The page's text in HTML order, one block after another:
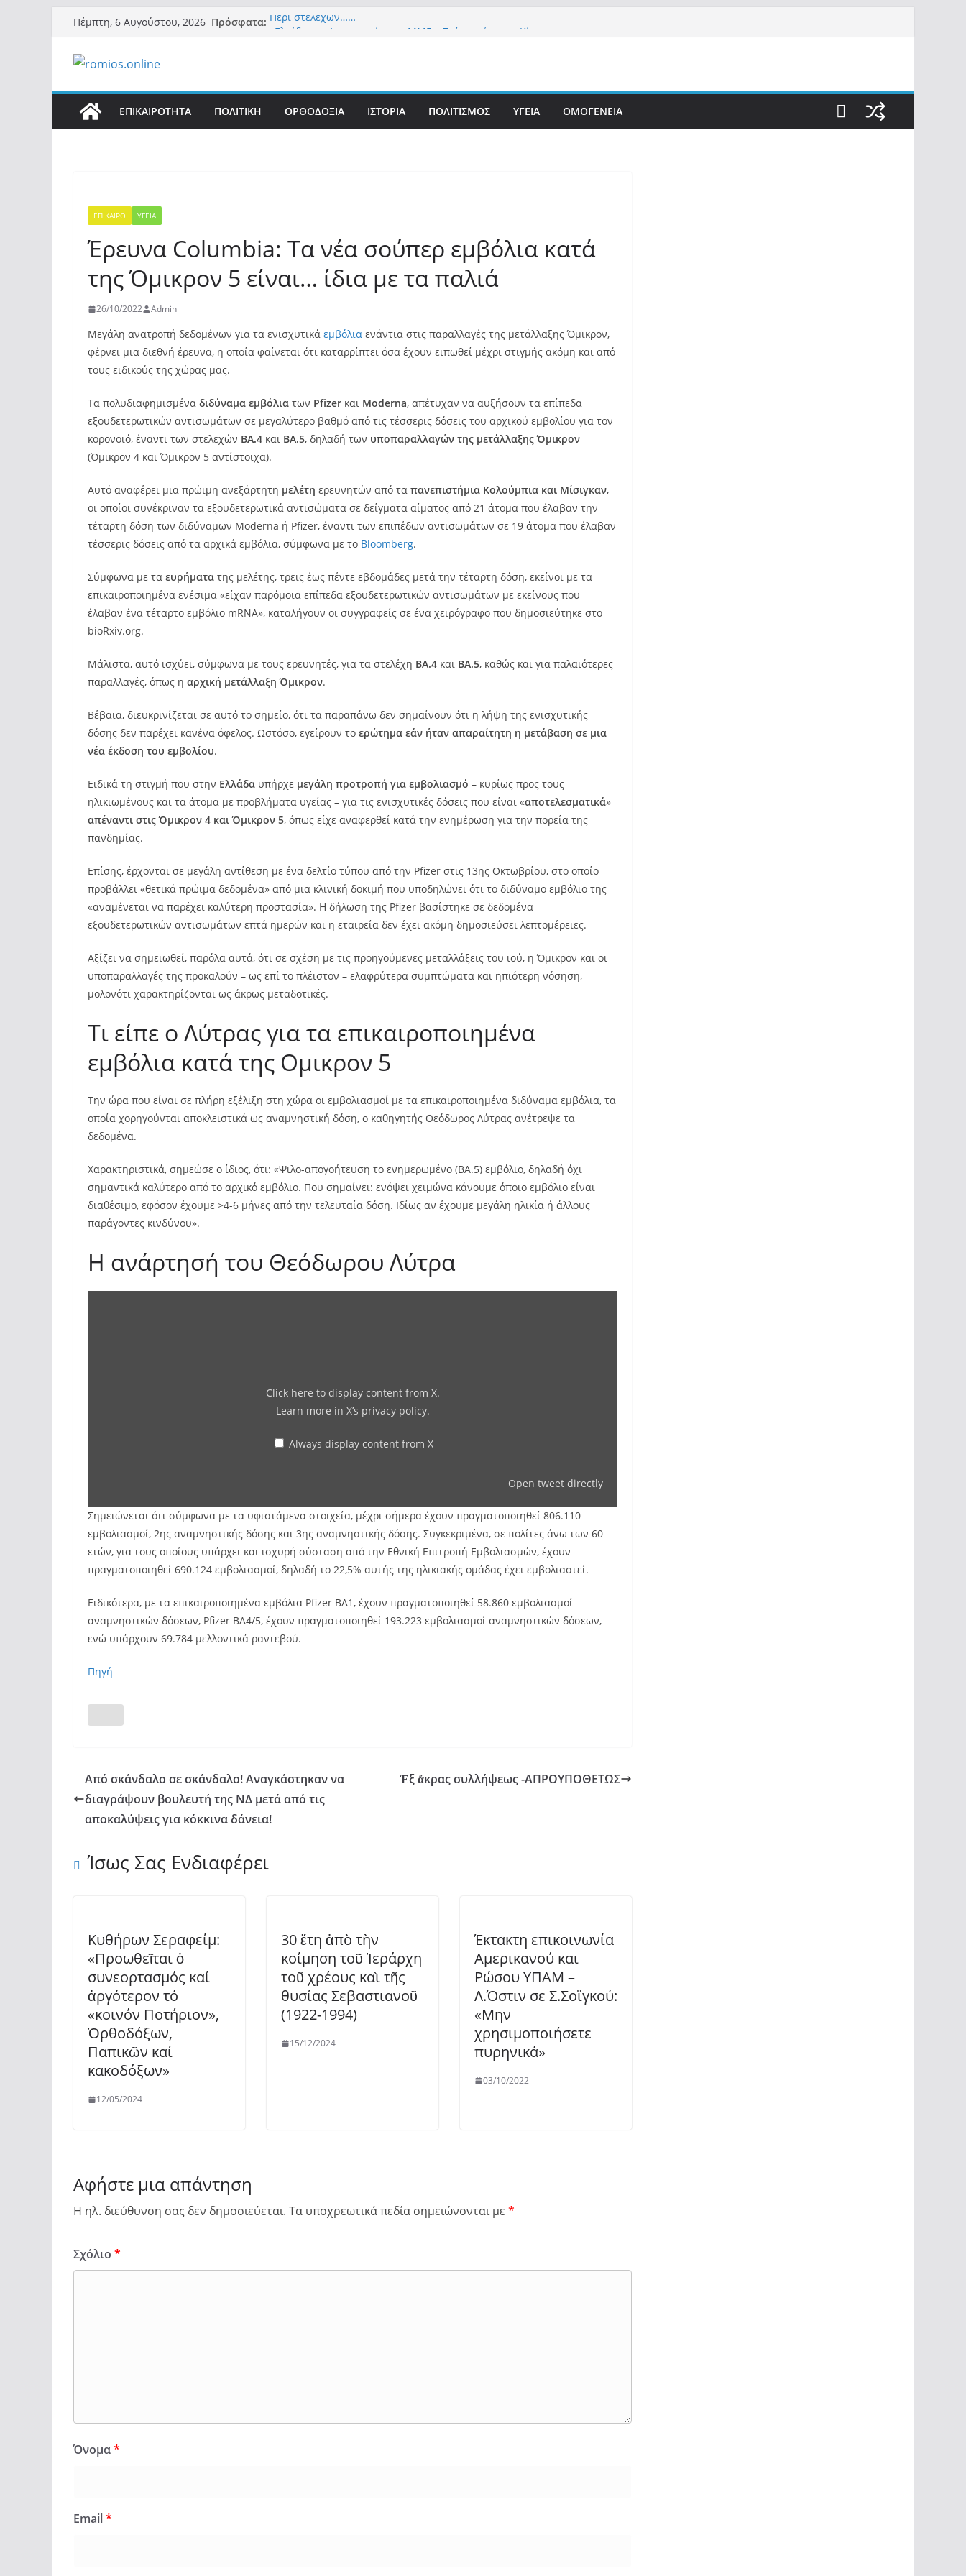
Μετάβαση
περιεχόμενο
Πέμπτη, 6 Αυγούστου, 2026 Πρόσφατα: Περί στελεχών……
ένοικοι του Μαξίμου σε πανικό, πατριωτικό τσουνάμι
σαρώνει την Ελλάδα
ΕΠΙΚΑΙΡΟΤΗΤΑ ΠΟΛΙΤΙΚΗ ΟΡΘΟΔΟΞΙΑ ΙΣΤΟΡΙΑ ΠΟΛΙΤΙΣΜΟΣ ΥΓΕΙΑ ΟΜΟΓΕΝΕΙΑ
ΕΠΙΚΑΙΡΟ ΥΓΕΙΑ
Έρευνα Columbia: Τα νέα σούπερ εμβόλια κατά
της Όμικρον 5 είναι… ίδια με τα παλιά
26/10/2022 Admin
Μεγάλη ανατροπή δεδομένων για τα ενισχυτικά εμβόλια ενάντια στις παραλλαγές της μετάλλαξης Όμικρον,
φέρνει μια διεθνή έρευνα, η οποία φαίνεται ότι καταρρίπτει όσα έχουν ειπωθεί μέχρι στιγμής ακόμη και από
τους ειδικούς της χώρας μας.
Τα πολυδιαφημισμένα διδύναμα εμβόλια των Pfizer και Moderna, απέτυχαν να αυξήσουν τα επίπεδα
εξουδετερωτικών αντισωμάτων σε μεγαλύτερο βαθμό από τις τέσσερις δόσεις του αρχικού εμβολίου για τον
κορονοϊό, έναντι των στελεχών BA.4 και BA.5, δηλαδή των υποπαραλλαγών της μετάλλαξης Όμικρον
(Όμικρον 4 και Όμικρον 5 αντίστοιχα).
Αυτό αναφέρει μια πρώιμη ανεξάρτητη μελέτη ερευνητών από τα πανεπιστήμια Κολούμπια και Μίσιγκαν,
οι οποίοι συνέκριναν τα εξουδετερωτικά αντισώματα σε δείγματα αίματος από 21 άτομα που έλαβαν την
τέταρτη δόση των διδύναμων Moderna ή Pfizer, έναντι των επιπέδων αντισωμάτων σε 19 άτομα που έλαβαν
τέσσερις δόσεις από τα αρχικά εμβόλια, σύμφωνα με το Bloomberg.
Σύμφωνα με τα ευρήματα της μελέτης, τρεις έως πέντε εβδομάδες μετά την τέταρτη δόση, εκείνοι με τα
επικαιροποιημένα ενέσιμα «είχαν παρόμοια επίπεδα εξουδετερωτικών αντισωμάτων με εκείνους που
έλαβαν ένα τέταρτο εμβόλιο mRNA», καταλήγουν οι συγγραφείς σε ένα χειρόγραφο που δημοσιεύτηκε στο
bioRxiv.org.
Μάλιστα, αυτό ισχύει, σύμφωνα με τους ερευνητές, για τα στελέχη BA.4 και BA.5, καθώς και για παλαιότερες
παραλλαγές, όπως η αρχική μετάλλαξη Όμικρον.
Βέβαια, διευκρινίζεται σε αυτό το σημείο, ότι τα παραπάνω δεν σημαίνουν ότι η λήψη της ενισχυτικής
δόσης δεν παρέχει κανένα όφελος. Ωστόσο, εγείρουν το ερώτημα εάν ήταν απαραίτητη η μετάβαση σε μια
νέα έκδοση του εμβολίου.
Ειδικά τη στιγμή που στην Ελλάδα υπήρχε μεγάλη προτροπή για εμβολιασμό – κυρίως προς τους
ηλικιωμένους και τα άτομα με προβλήματα υγείας – για τις ενισχυτικές δόσεις που είναι «αποτελεσματικά»
απέναντι στις Όμικρον 4 και Όμικρον 5, όπως είχε αναφερθεί κατά την ενημέρωση για την πορεία της
πανδημίας.
Επίσης, έρχονται σε μεγάλη αντίθεση με ένα δελτίο τύπου από την Pfizer στις 13ης Οκτωβρίου, στο οποίο
προβάλλει «θετικά πρώιμα δεδομένα» από μια κλινική δοκιμή που υποδηλώνει ότι το διδύναμο εμβόλιο της
«αναμένεται να παρέχει καλύτερη προστασία». Η δήλωση της Pfizer βασίστηκε σε δεδομένα
εξουδετερωτικών αντισωμάτων επτά ημερών και η εταιρεία δεν έχει ακόμη δημοσιεύσει λεπτομέρειες.
Αξίζει να σημειωθεί, παρόλα αυτά, ότι σε σχέση με τις προηγούμενες μεταλλάξεις του ιού, η Όμικρον και οι
υποπαραλλαγές της προκαλούν – ως επί το πλέιστον – ελαφρύτερα συμπτώματα και ηπιότερη νόσηση,
μολονότι χαρακτηρίζονται ως άκρως μεταδοτικές.
Τι είπε ο Λύτρας για τα επικαιροποιημένα
εμβόλια κατά της Ομικρον 5
Την ώρα που είναι σε πλήρη εξέλιξη στη χώρα οι εμβολιασμοί με τα επικαιροποιημένα διδύναμα εμβόλια, τα
οποία χορηγούνται αποκλειστικά ως αναμνηστική δόση, ο καθηγητής Θεόδωρος Λύτρας ανέτρεψε τα
δεδομένα.
Χαρακτηριστικά, σημεώσε ο ίδιος, ότι: «Ψιλο-απογοήτευση το ενημερωμένο (BA.5) εμβόλιο, δηλαδή όχι
σημαντικά καλύτερο από το αρχικό εμβόλιο. Που σημαίνει: ενόψει χειμώνα κάνουμε όποιο εμβόλιο είναι
διαθέσιμο, εφόσον έχουμε >4-6 μήνες από την τελευταία δόση. Ιδίως αν έχουμε μεγάλη ηλικία ή άλλους
παράγοντες κινδύνου».
Η ανάρτησή του Θεόδωρου Λύτρα
Click here to display content from X.
Learn more in X’s privacy policy.
Always display content from X
Open tweet directly
Σημειώνεται ότι σύμφωνα με τα υφιστάμενα στοιχεία, μέχρι σήμερα έχουν πραγματοποιηθεί 806.110
εμβολιασμοί, 2ης αναμνηστικής δόσης και 3ης αναμνηστικής δόσης. Συγκεκριμένα, σε πολίτες άνω των 60
ετών, για τους οποίους υπάρχει και ισχυρή σύσταση από την Εθνική Επιτροπή Εμβολιασμών, έχουν
πραγματοποιηθεί 690.124 εμβολιασμοί, δηλαδή το 22,5% αυτής της ηλικιακής ομάδας έχει εμβολιαστεί.
Ειδικότερα, με τα επικαιροποιημένα εμβόλια Pfizer BA1, έχουν πραγματοποιηθεί 58.860 εμβολιασμοί
αναμνηστικών δόσεων, Pfizer BA4/5, έχουν πραγματοποιηθεί 193.223 εμβολιασμοί αναμνηστικών δόσεων,
ενώ υπάρχουν 69.784 μελλοντικά ραντεβού.
Πηγή
Από σκάνδαλο σε σκάνδαλο! Αναγκάστηκαν να
διαγράψουν βουλευτή της ΝΔ μετά από τις
αποκαλύψεις για κόκκινα δάνεια!
Ἐξ ἄκρας συλλήψεως -ΑΠΡΟΥΠΟΘΕΤΩΣ
Ίσως Σας Ενδιαφέρει
Κυθήρων Σεραφείμ:
«Προωθεῖται ὁ
συνεορτασμός καί
ἀργότερον τό
«κοινόν Ποτήριον»,
Ὀρθοδόξων,
Παπικῶν καί
κακοδόξων»
12/05/2024
30 ἔτη ἀπὸ τὴν
κοίμηση τοῦ Ἱεράρχη
τοῦ χρέους καὶ τῆς
θυσίας Σεβαστιανοῦ
(1922-1994)
15/12/2024
Έκτακτη επικοινωνία
Αμερικανού και
Ρώσου ΥΠΑΜ –
Λ.Όστιν σε Σ.Σοϊγκού:
«Μην
χρησιμοποιήσετε
πυρηνικά»
03/10/2022
Αφήστε μια απάντηση
Η ηλ. διεύθυνση σας δεν δημοσιεύεται. Τα υποχρεωτικά πεδία σημειώνονται με *
Σχόλιο *
Όνομα*
Email*